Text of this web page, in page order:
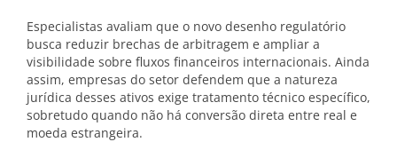
Especialistas avaliam que o novo desenho regulatório
busca reduzir brechas de arbitragem e ampliar a
visibilidade sobre fluxos financeiros internacionais. Ainda
assim, empresas do setor defendem que a natureza
jurídica desses ativos exige tratamento técnico específico,
sobretudo quando não há conversão direta entre real e
moeda estrangeira.